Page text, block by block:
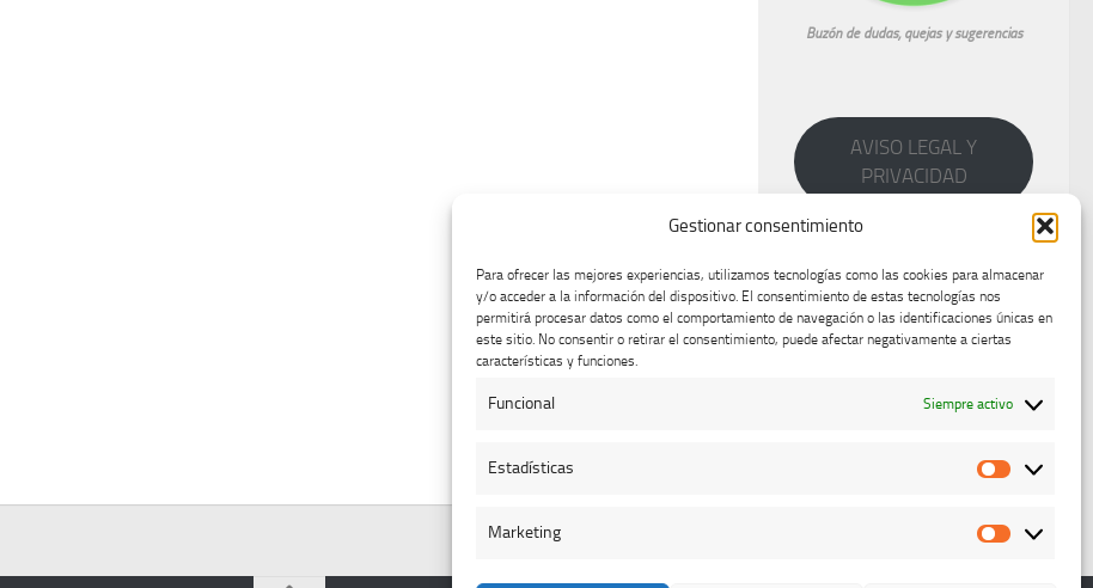
Gestionar consentimiento
Para ofrecer las mejores experiencias, utilizamos tecnologías como las cookies para almacenar
y/o acceder a la información del dispositivo. El consentimiento de estas tecnologías nos
permitirá procesar datos como el comportamiento de navegación o las identificaciones únicas en
este sitio. No consentir o retirar el consentimiento, puede afectar negativamente a ciertas
características y funciones.
Funcional Siempre activo
Estadísticas
Marketing
Marketing
Buzón de dudas, quejas y sugerencias
AVISO LEGAL Y
PRIVACIDAD